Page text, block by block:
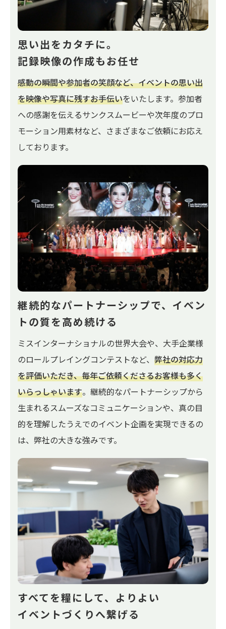
思い出をカタチに。
記録映像の作成もお任せ
感動の瞬間や参加者の笑顔など、イベントの思い出
を映像や写真に残すお手伝いをいたします。参加者
への感謝を伝えるサンクスムービーや次年度のプロ
モーション用素材など、さまざまなご依頼にお応え
しております。
継続的なパートナーシップで、 イベン
トの質を高め続ける
ミスインターナショナルの世界大会や、大手企業様
のロールプレイングコンテストなど、 弊社の対応力
を評価いただき、毎年ご依頼くださるお客様も多く
いらっしゃいます。継続的なパートナーシップから
生まれるスムーズなコミュニケーションや、真の目
的を理解したうえでのイベント企画を実現できるの
は、弊社の大きな強みです。
すべてを糧にして、よりよい
イベントづくりへ繋げる